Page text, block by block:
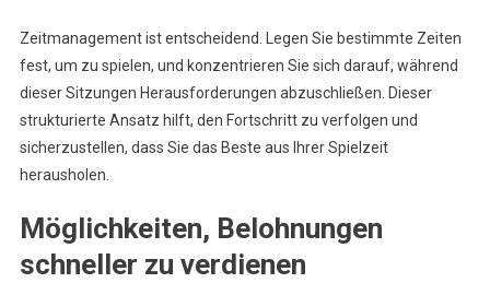
Zeitmanagement ist entscheidend. Legen Sie bestimmte Zeiten
fest, um zu spielen, und konzentrieren Sie sich darauf, während
dieser Sitzungen Herausforderungen abzuschließen. Dieser
strukturierte Ansatz hilft, den Fortschritt zu verfolgen und
sicherzustellen, dass Sie das Beste aus Ihrer Spielzeit
herausholen.
Möglichkeiten, Belohnungen
schneller zu verdienen